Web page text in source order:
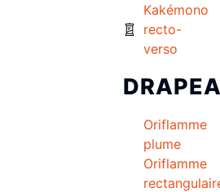
Kakémono
recto-
verso
Oriflamme
plume
Oriflamme